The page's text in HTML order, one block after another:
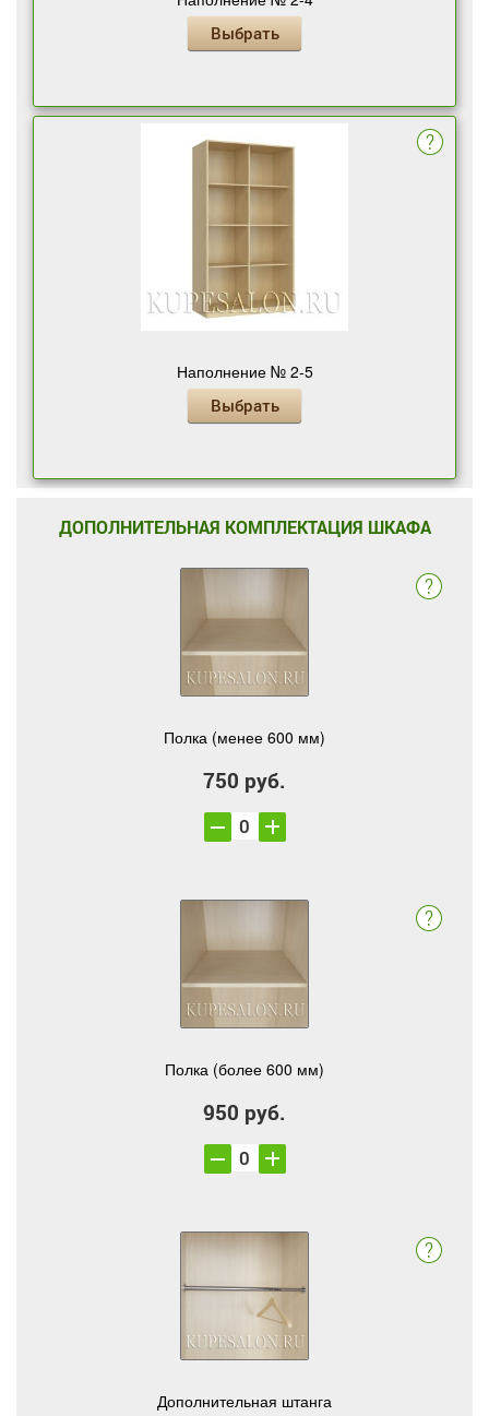
Выбрать
Наполнение № 2-5
Выбрать
ДОПОЛНИТЕЛЬНАЯ КОМПЛЕКТАЦИЯ ШКАФА
Полка (менее 600 мм)
750 руб.
Полка (более 600 мм)
950 руб.
Дополнительная штанга